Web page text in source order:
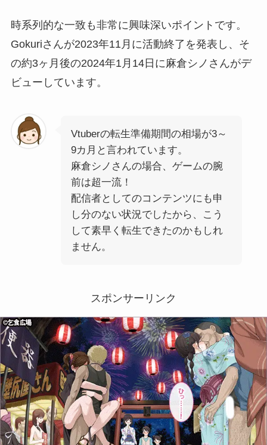
時系列的な一致も非常に興味深いポイントです。
Gokuriさんが2023年11月に活動終了を発表し、そ
の約3ヶ月後の2024年1月14日に麻倉シノさんがデ
ビューしています。
Vtuberの転生準備期間の相場が3～
9カ月と言われています。
麻倉シノさんの場合、ゲームの腕
前は超一流！
配信者としてのコンテンツにも申
し分のない状況でしたから、こう
して素早く転生できたのかもしれ
ません。
スポンサーリンク